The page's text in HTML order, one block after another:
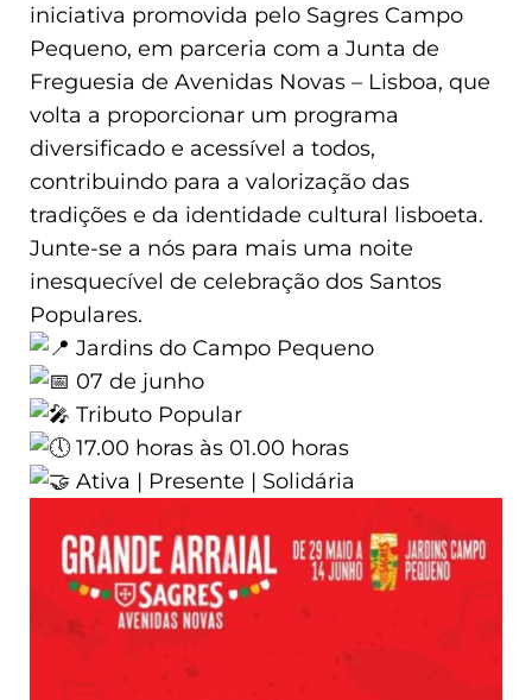
iniciativa promovida pelo Sagres Campo
Pequeno, em parceria com a Junta de
Freguesia de Avenidas Novas – Lisboa, que
volta a proporcionar um programa
diversificado e acessível a todos,
contribuindo para a valorização das
tradições e da identidade cultural lisboeta.
Junte-se a nós para mais uma noite
inesquecível de celebração dos Santos
Populares.
Jardins do Campo Pequeno
07 de junho
Tributo Popular
17.00 horas às 01.00 horas
Ativa | Presente | Solidária